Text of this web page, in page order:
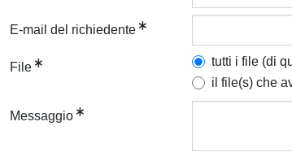
E-mail del richiedente
File
tutti i file (di
il file(s) che
Messaggio